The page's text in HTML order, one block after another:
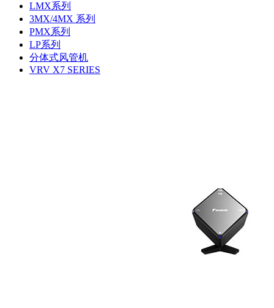
LMX系列
3MX/4MX 系列
PMX系列
LP系列
分体式风管机
VRV X7 SERIES